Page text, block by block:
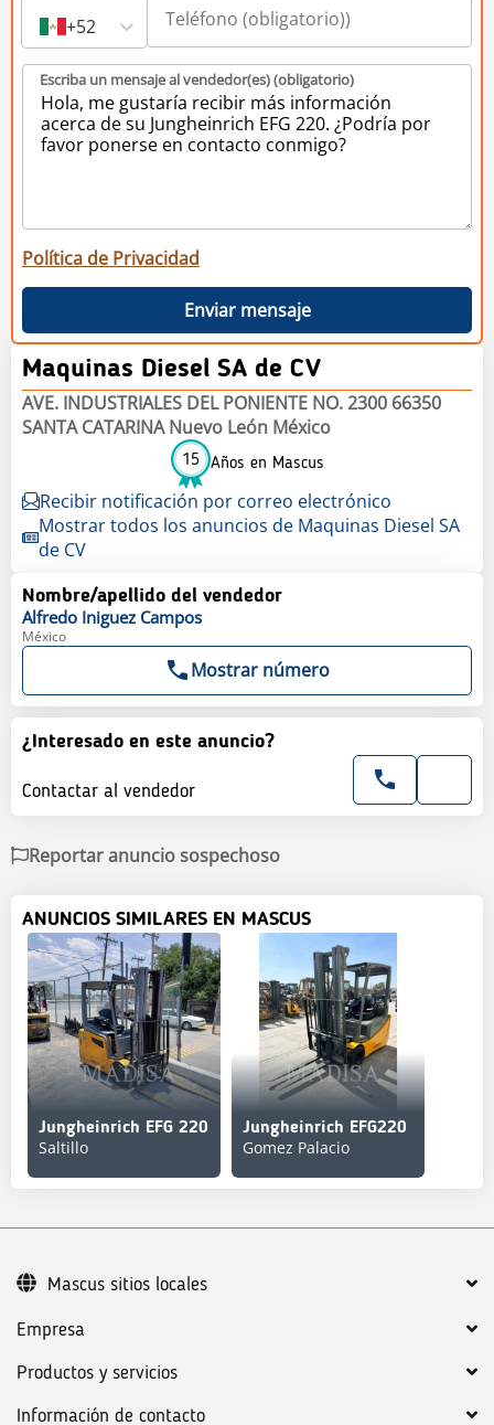
+52
Escriba un mensaje al vendedor(es) (obligatorio)
Política de Privacidad
Enviar mensaje
Maquinas Diesel SA de CV
AVE. INDUSTRIALES DEL PONIENTE NO. 2300 66350
SANTA CATARINA Nuevo León México
15 Años en Mascus
Recibir notificación por correo electrónico
Mostrar todos los anuncios de Maquinas Diesel SA
de CV
Nombre/apellido del vendedor
Alfredo Iniguez Campos
México
Mostrar número
¿Interesado en este anuncio?
Contactar al vendedor
Reportar anuncio sospechoso
ANUNCIOS SIMILARES EN MASCUS
Jungheinrich EFG 220
Saltillo
Jungheinrich EFG220
Gomez Palacio
Empresa
Productos y servicios
Información de contacto
Mascus sitios locales